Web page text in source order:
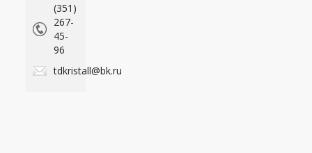
(351)
267-
45-
96
tdkristall@bk.ru